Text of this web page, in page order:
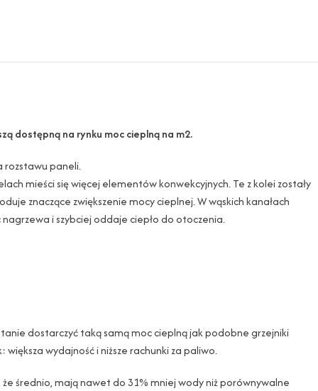
dostępną na rynku moc cieplną na m2.
rozstawu paneli.
mieści się więcej elementów konwekcyjnych. Te z kolei zostały
znaczące zwiększenie mocy cieplnej. W wąskich kanałach
i szybciej oddaje ciepło do otoczenia.
dostarczyć taką samą moc cieplną jak podobne grzejniki
wydajność i niższe rachunki za paliwo.
średnio, mają nawet do 31% mniej wody niż porównywalne